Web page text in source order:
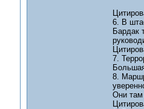
6. В
Бардак
7.
8.
Они там